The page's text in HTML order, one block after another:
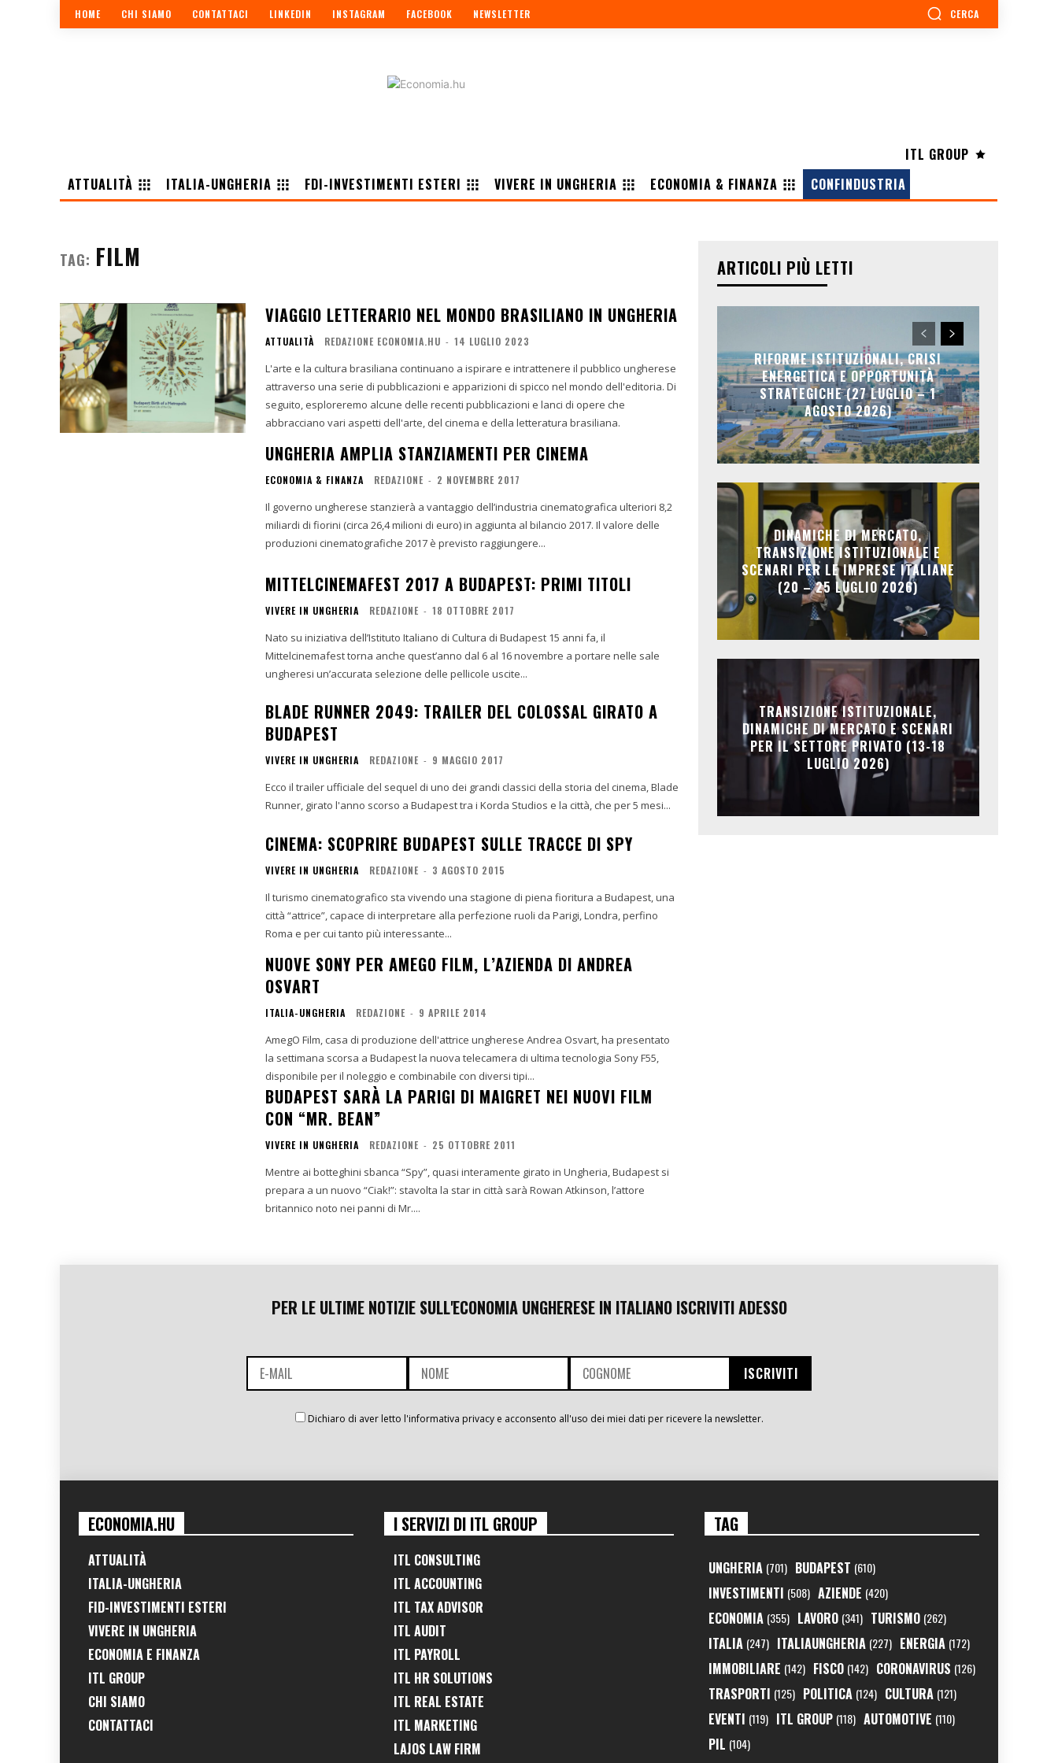
HOME CHI SIAMO CONTATTACI LINKEDIN INSTAGRAM FACEBOOK NEWSLETTER CERCA
ITL GROUP
ATTUALITÀ
ITALIA-UNGHERIA FDI-INVESTIMENTI ESTERI VIVERE IN UNGHERIA ECONOMIA & FINANZA CONFINDUSTRIA
TAG: FILM
VIAGGIO LETTERARIO NEL MONDO BRASILIANO IN UNGHERIA
ATTUALITÀ REDAZIONE ECONOMIA.HU - 14 LUGLIO 2023
L'arte e la cultura brasiliana continuano a ispirare e intrattenere il pubblico ungherese
attraverso una serie di pubblicazioni e apparizioni di spicco nel mondo dell'editoria. Di
seguito, esploreremo alcune delle recenti pubblicazioni e lanci di opere che
abbracciano vari aspetti dell'arte, del cinema e della letteratura brasiliana.
UNGHERIA AMPLIA STANZIAMENTI PER CINEMA
ECONOMIA & FINANZA REDAZIONE - 2 NOVEMBRE 2017
Il governo ungherese stanzierà a vantaggio dell’industria cinematografica ulteriori 8,2
miliardi di fiorini (circa 26,4 milioni di euro) in aggiunta al bilancio 2017. Il valore delle
produzioni cinematografiche 2017 è previsto raggiungere...
MITTELCINEMAFEST 2017 A BUDAPEST: PRIMI TITOLI
VIVERE IN UNGHERIA REDAZIONE - 18 OTTOBRE 2017
Nato su iniziativa dell’Istituto Italiano di Cultura di Budapest 15 anni fa, il
Mittelcinemafest torna anche quest’anno dal 6 al 16 novembre a portare nelle sale
ungheresi un’accurata selezione delle pellicole uscite...
BLADE RUNNER 2049: TRAILER DEL COLOSSAL GIRATO A
BUDAPEST
VIVERE IN UNGHERIA REDAZIONE - 9 MAGGIO 2017
Ecco il trailer ufficiale del sequel di uno dei grandi classici della storia del cinema, Blade
Runner, girato l'anno scorso a Budapest tra i Korda Studios e la città, che per 5 mesi...
CINEMA: SCOPRIRE BUDAPEST SULLE TRACCE DI SPY
VIVERE IN UNGHERIA REDAZIONE - 3 AGOSTO 2015
Il turismo cinematografico sta vivendo una stagione di piena fioritura a Budapest, una
città “attrice”, capace di interpretare alla perfezione ruoli da Parigi, Londra, perfino
Roma e per cui tanto più interessante...
NUOVE SONY PER AMEGO FILM, L’AZIENDA DI ANDREA
OSVART
ITALIA-UNGHERIA REDAZIONE - 9 APRILE 2014
AmegO Film, casa di produzione dell'attrice ungherese Andrea Osvart, ha presentato
la settimana scorsa a Budapest la nuova telecamera di ultima tecnologia Sony F55,
disponibile per il noleggio e combinabile con diversi tipi...
BUDAPEST SARÀ LA PARIGI DI MAIGRET NEI NUOVI FILM
CON “MR. BEAN”
VIVERE IN UNGHERIA REDAZIONE - 25 OTTOBRE 2011
Mentre ai botteghini sbanca “Spy”, quasi interamente girato in Ungheria, Budapest si
prepara a un nuovo “Ciak!”: stavolta la star in città sarà Rowan Atkinson, l’attore
britannico noto nei panni di Mr....
ARTICOLI PIÙ LETTI
RIFORME ISTITUZIONALI, CRISI
ENERGETICA E OPPORTUNITÀ
STRATEGICHE (27 LUGLIO – 1
AGOSTO 2026)
DINAMICHE DI MERCATO,
TRANSIZIONE ISTITUZIONALE E
SCENARI PER LE IMPRESE ITALIANE
(20 – 25 LUGLIO 2026)
TRANSIZIONE ISTITUZIONALE,
DINAMICHE DI MERCATO E SCENARI
PER IL SETTORE PRIVATO (13-18
LUGLIO 2026)
PER LE ULTIME NOTIZIE SULL'ECONOMIA UNGHERESE IN ITALIANO ISCRIVITI ADESSO
Dichiaro di aver letto l'informativa privacy e acconsento all'uso dei miei dati per ricevere la newsletter.
ECONOMIA.HU
ATTUALITÀ
ITALIA-UNGHERIA
FID-INVESTIMENTI ESTERI
VIVERE IN UNGHERIA
ECONOMIA E FINANZA
ITL GROUP
CHI SIAMO
CONTATTACI
I SERVIZI DI ITL GROUP
ITL CONSULTING
ITL ACCOUNTING
ITL TAX ADVISOR
ITL AUDIT
ITL PAYROLL
ITL HR SOLUTIONS
ITL REAL ESTATE
ITL MARKETING
LAJOS LAW FIRM
TAG
UNGHERIA (701) BUDAPEST (610)
INVESTIMENTI (508) AZIENDE (420)
ECONOMIA (355) LAVORO (341) TURISMO (262)
ITALIA (247) ITALIAUNGHERIA (227) ENERGIA (172)
IMMOBILIARE (142) FISCO (142) CORONAVIRUS (126)
TRASPORTI (125) POLITICA (124) CULTURA (121)
EVENTI (119) ITL GROUP (118) AUTOMOTIVE (110)
PIL (104)